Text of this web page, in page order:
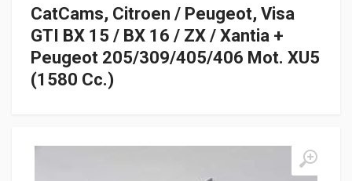
CatCams, Citroen / Peugeot, Visa
GTI BX 15 / BX 16 / ZX / Xantia +
Peugeot 205/309/405/406 Mot. XU5
(1580 Cc.)